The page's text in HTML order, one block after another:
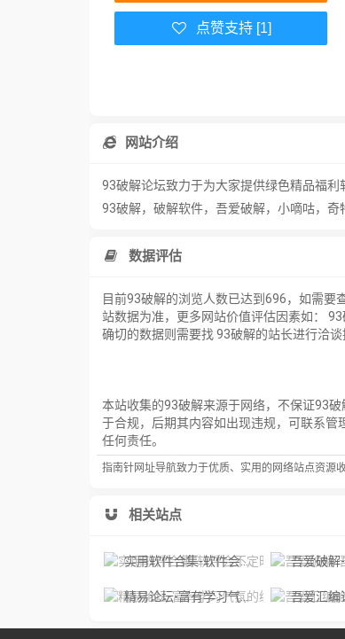
点赞支持 [1]
网站介绍
93破解论坛致力于为大家提供绿色精品福
93破解，破解软件，吾爱破解，小嘀咕，
数据评估
目前93破解的浏览人数已达到696，如需要
站数据为准，更多网站价值评估因素如：
确切的数据则需要找 93破解的站长进行洽谈
本站收集的93破解来源于网络，不保证93
于合规，后期其内容如出现违规，可联系
任何责任。
指南针网址导航致力于优质、实用的网络站点资源收
相关站点
实用软件合集-软件会不定时的更新。所有内容仅供学习交流，严禁用于商业用途或者非法用途。 吾爱破解-吾爱破解精品
精易论坛-富有学习气氛的编程技术论坛，易语言答疑互助模式，让新手的疑问得到解决 吾爱汇编论坛-学习软件逆